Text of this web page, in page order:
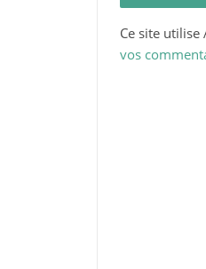
Ce site
vos